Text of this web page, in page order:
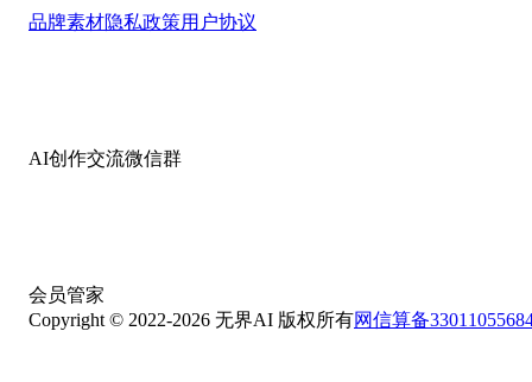
品牌素材隐私政策用户协议
AI创作交流微信群
会员管家
Copyright © 2022-2026 无界AI 版权所有网信算备